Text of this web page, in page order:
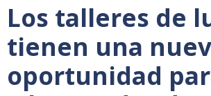
Los talleres de
tienen una
oportunidad